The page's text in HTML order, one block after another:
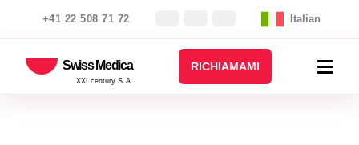
+41 22 508 71 72 Italian
Swiss Medica
XXI century S.A.
RICHIAMAMI